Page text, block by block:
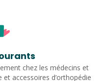
chez les médecins et
accessoires d’orthopédie